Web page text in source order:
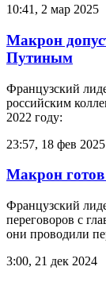
10:41, 2 мар 2025
Макрон
Путиным
Французский
российским
2022 году:
23:57, 18 фев 2025
Макрон
Французский
переговоров с
они проводили
3:00, 21 дек 2024